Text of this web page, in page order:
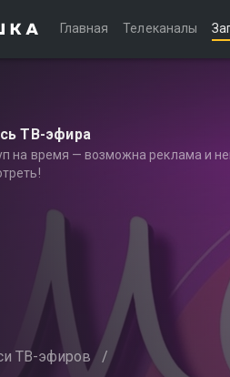
Главная Телеканалы
ТВ-эфира
на время — возможна реклама и
ТВ-эфиров /